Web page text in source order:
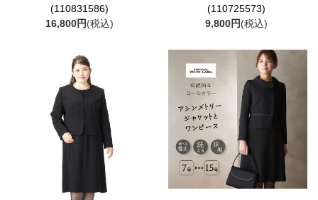
(110831586)
16,800円(税込)
(110725573)
9,800円(税込)